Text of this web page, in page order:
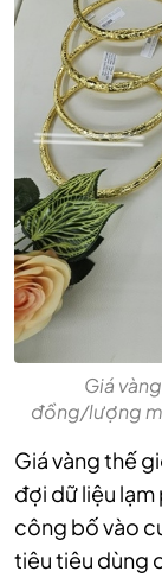
Giá
đồng/lượng
Giá vàng thế
đợi dữ liệu
công bố vào
tiêu tiêu dùng